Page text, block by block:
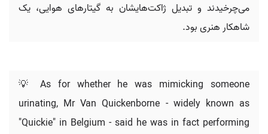
می‌چرخیدند و تبدیل ژاکت‌هایشان به گیتارهای هوایی، یک
شاهکار هنری بود.
💡 As for whether he was mimicking someone
urinating, Mr Van Quickenborne - widely known as
"Quickie" in Belgium - said he was in fact performing